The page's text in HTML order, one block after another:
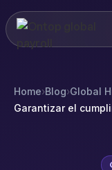
Home›Blog›Global
Garantizar el